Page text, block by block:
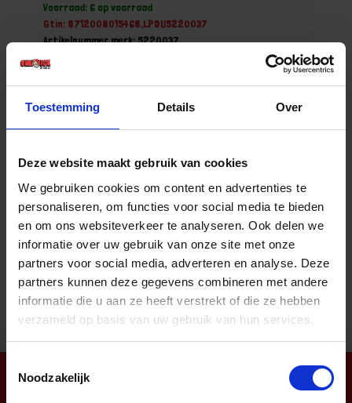
Toestemming Details Over
Deze website maakt gebruik van cookies
We gebruiken cookies om content en advertenties te
personaliseren, om functies voor social media te bieden
en om ons websiteverkeer te analyseren. Ook delen we
informatie over uw gebruik van onze site met onze
partners voor social media, adverteren en analyse. Deze
partners kunnen deze gegevens combineren met andere
informatie die u aan ze heeft verstrekt of die ze hebben
verzameld op basis van uw gebruik van hun services.
Noodzakelijk
Voorraad: 6 op voorraad
Gtin: 8712008015468,LPDU5220037
Artikelnummer merk: 5220037
- +
Bestel nu!
Aantal producten tonen
Nieuwsbrief